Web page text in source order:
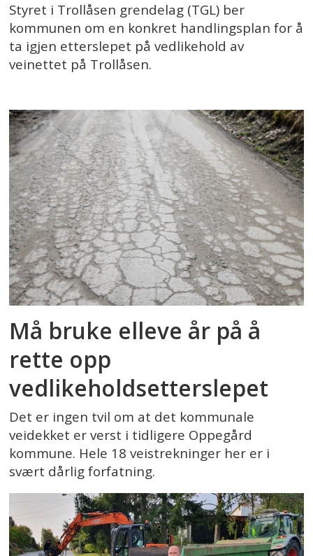
Styret i Trollåsen grendelag (TGL) ber
kommunen om en konkret handlingsplan for å
ta igjen etterslepet på vedlikehold av
veinettet på Trollåsen.
Må bruke elleve år på å
rette opp
vedlikeholdsetterslepet
Det er ingen tvil om at det kommunale
veidekket er verst i tidligere Oppegård
kommune. Hele 18 veistrekninger her er i
svært dårlig forfatning.